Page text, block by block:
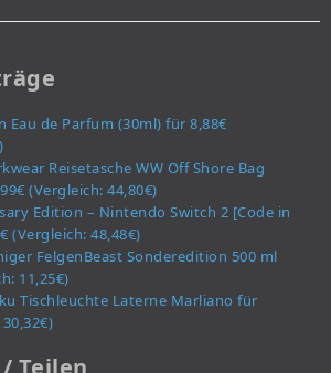
Eau de Parfum (30ml) für 8,88€
Reisetasche WW Off Shore Bag
(Vergleich: 44,80€)
Edition – Nintendo Switch 2 [Code in
(Vergleich: 48,48€)
FelgenBeast Sonderedition 500 ml
11,25€)
Tischleuchte Laterne Marliano für